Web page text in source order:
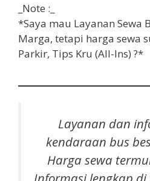
_Note :_
*Saya mau Layanan Sewa
Marga, tetapi harga sewa
Parkir, Tips Kru (All-Ins) ?*
Layanan dan
kendaraan bus
Harga sewa